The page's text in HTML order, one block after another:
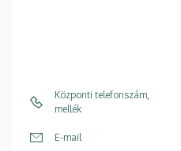
Központi telefonszám,
mellék
E-mail